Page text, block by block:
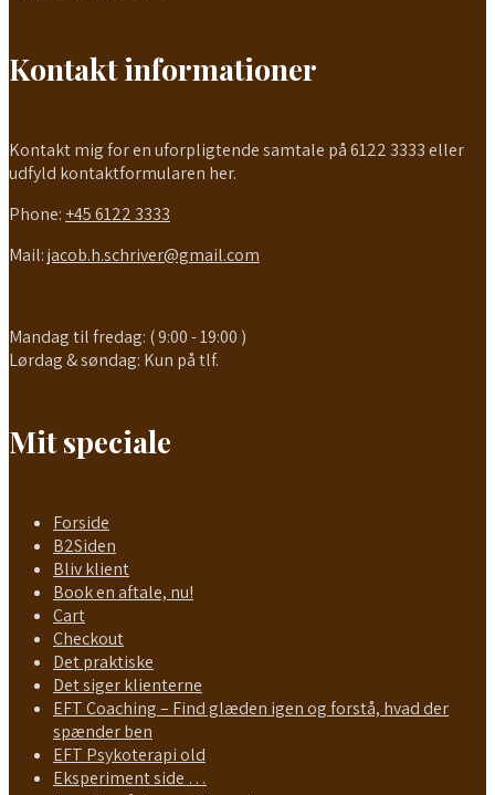
Kontakt informationer
Kontakt mig for en uforpligtende samtale på 6122 3333 eller
udfyld kontaktformularen her.
Phone: +45 6122 3333
Mail:jacob.h.schriver@gmail.com
Mandag til fredag: ( 9:00 - 19:00 )
Lørdag & søndag: Kun på tlf.
Mit speciale
Forside
B2Siden
Bliv klient
Book en aftale, nu!
Cart
Checkout
Det praktiske
Det siger klienterne
EFT Coaching – Find glæden igen og forstå, hvad der
spænder ben
EFT Psykoterapi old
Eksperiment side …